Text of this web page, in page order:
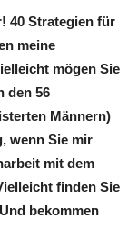
40 Strategien für
meine
mögen Sie
den 56
Männern)
wenn Sie mir
mit dem
finden Sie
bekommen